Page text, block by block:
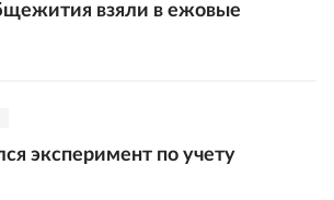
взяли в ежовые
эксперимент по учету